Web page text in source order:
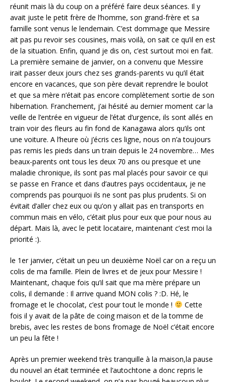
réunit mais là du coup on a préféré faire deux séances. Il y
avait juste le petit frère de l’homme, son grand-frère et sa
famille sont venus le lendemain. C’est dommage que Messire
ait pas pu revoir ses cousines, mais voilà, on sait ce qu’il en est
de la situation. Enfin, quand je dis on, c’est surtout moi en fait.
La première semaine de janvier, on a convenu que Messire
irait passer deux jours chez ses grands-parents vu qu’il était
encore en vacances, que son père devait reprendre le boulot
et que sa mère n’était pas encore complètement sortie de son
hibernation. Franchement, j’ai hésité au dernier moment car la
veille de l’entrée en vigueur de l’état d’urgence, ils sont allés en
train voir des fleurs au fin fond de Kanagawa alors qu’ils ont
une voiture. A l’heure où j’écris ces ligne, nous on n’a toujours
pas remis les pieds dans un train depuis le 24 novembre… Mes
beaux-parents ont tous les deux 70 ans ou presque et une
maladie chronique, ils sont pas mal placés pour savoir ce qui
se passe en France et dans d’autres pays occidentaux, je ne
comprends pas pourquoi ils ne sont pas plus prudents. Si on
évitait d’aller chez eux ou qu’on y allait pas en transports en
commun mais en vélo, c’était plus pour eux que pour nous au
départ. Mais là, avec le petit locataire, maintenant c’est moi la
priorité :).
le 1er janvier, c’était un peu un deuxième Noël car on a reçu un
colis de ma famille. Plein de livres et de jeux pour Messire !
Maintenant, chaque fois qu’il sait que ma mère prépare un
colis, il demande : Il arrive quand MON colis ? :D. Hé, le
fromage et le chocolat, c’est pour tout le monde !
Cette
fois il y avait de la pâte de coing maison et de la tomme de
brebis, avec les restes de bons fromage de Noël c’était encore
un peu la fête !
Après un premier weekend très tranquille à la maison,la pause
du nouvel an était terminée et l’autochtone a donc repris le